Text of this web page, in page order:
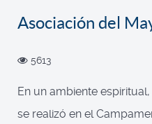
Asociación del
5613
En un ambiente
se realizó en el